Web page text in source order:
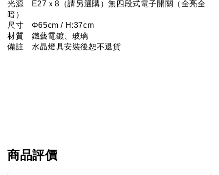
光源　E27ｘ8（請另選購）無四段式電子開關（全亮全
暗）
尺寸　Φ65cm / H:37cm
材質　鐵藝電鍍、玻璃
備註　水晶燈具安裝後恕不退貨
商品評價